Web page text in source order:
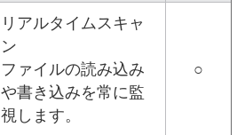
リアルタイムスキャ
ン
ファイルの読み込み
や書き込みを常に監
視します。
○